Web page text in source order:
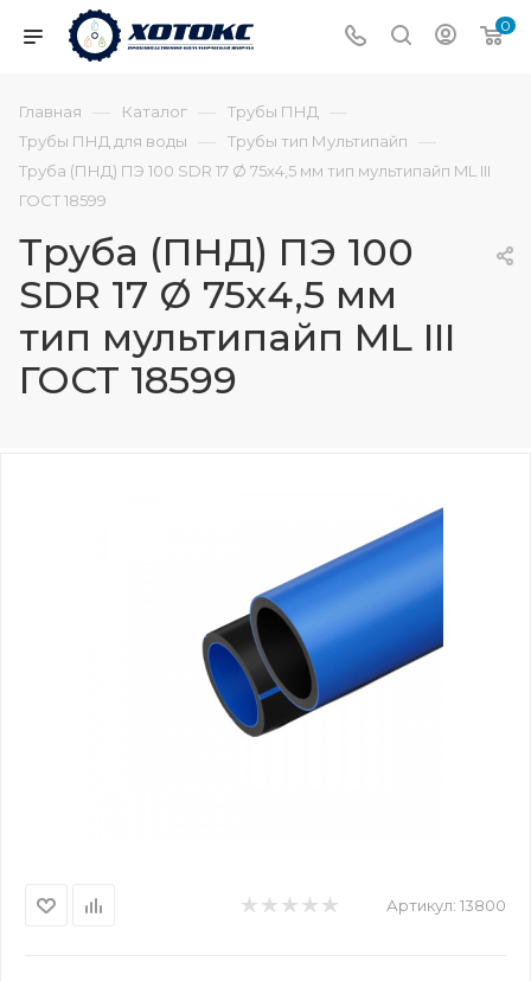
0
Главная — Каталог — Трубы ПНД —
Трубы ПНД для воды — Трубы тип Мультипайп —
Труба (ПНД) ПЭ 100 SDR 17 Ø 75х4,5 мм тип мультипайп ML III
ГОСТ 18599
Труба (ПНД) ПЭ 100
SDR 17 Ø 75х4,5 мм
тип мультипайп ML III
ГОСТ 18599
Артикул: 13800